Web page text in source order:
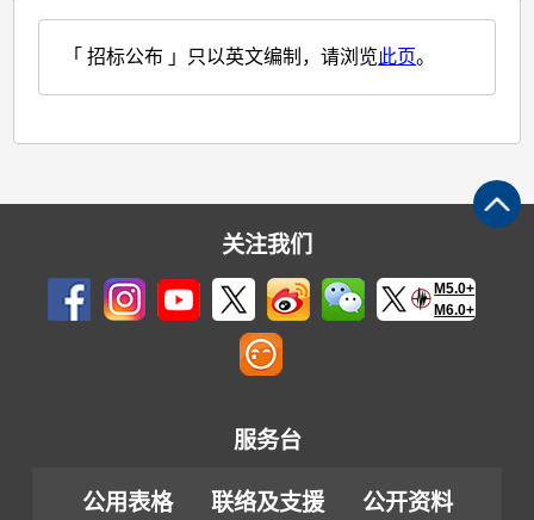
「 招标公布 」只以英文编制，请浏览此页。
关注我们
M5.0+
M6.0+
服务台
公用表格 联络及支援
公开资料